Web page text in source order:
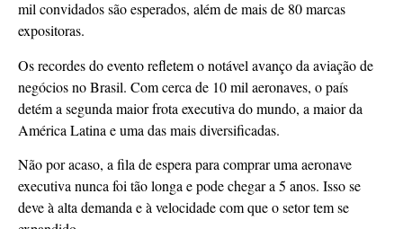
mil convidados são esperados, além de mais de 80 marcas
expositoras.
Os recordes do evento refletem o notável avanço da aviação de
negócios no Brasil. Com cerca de 10 mil aeronaves, o país
detém a segunda maior frota executiva do mundo, a maior da
América Latina e uma das mais diversificadas.
Não por acaso, a fila de espera para comprar uma aeronave
executiva nunca foi tão longa e pode chegar a 5 anos. Isso se
deve à alta demanda e à velocidade com que o setor tem se